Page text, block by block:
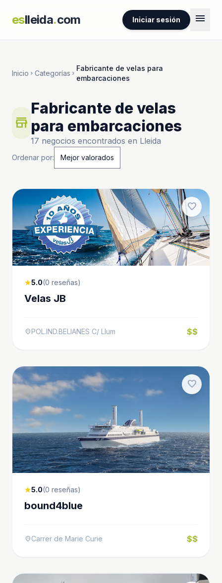
eslleida.com Iniciar sesión menu
Inicio chevron_right Categorías chevron_right
Fabricante de velas para
embarcaciones
store
Fabricante de velas
para embarcaciones
17 negocios encontrados en Lleida
Ordenar por:
favorite
star5.0(0 reseñas)
Velas JB
location_onPOL.IND.BELIANES C/ Llum $$
favorite
star5.0(0 reseñas)
bound4blue
location_onCarrer de Marie Curie $$